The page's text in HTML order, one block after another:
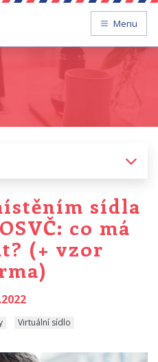
Menu
sídla
co má
(+ vzor
Virtuální sídlo